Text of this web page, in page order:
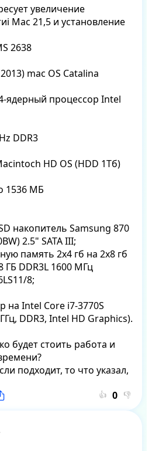
увеличение
Mac 21,5 и установление
2638
mac OS Catalina
процессор Intel
DDR3
HD OS (HDD 1Тб)
1536 МБ
накопитель Samsung 870
2.5" SATA III;
память 2х4 гб на 2х8 гб
ГБ DDR3L 1600 МГц
8;
на Intel Core i7-3770S
DDR3, Intel HD Graphics).
будет стоить работа и
подходит, то что указал,
👍 👎